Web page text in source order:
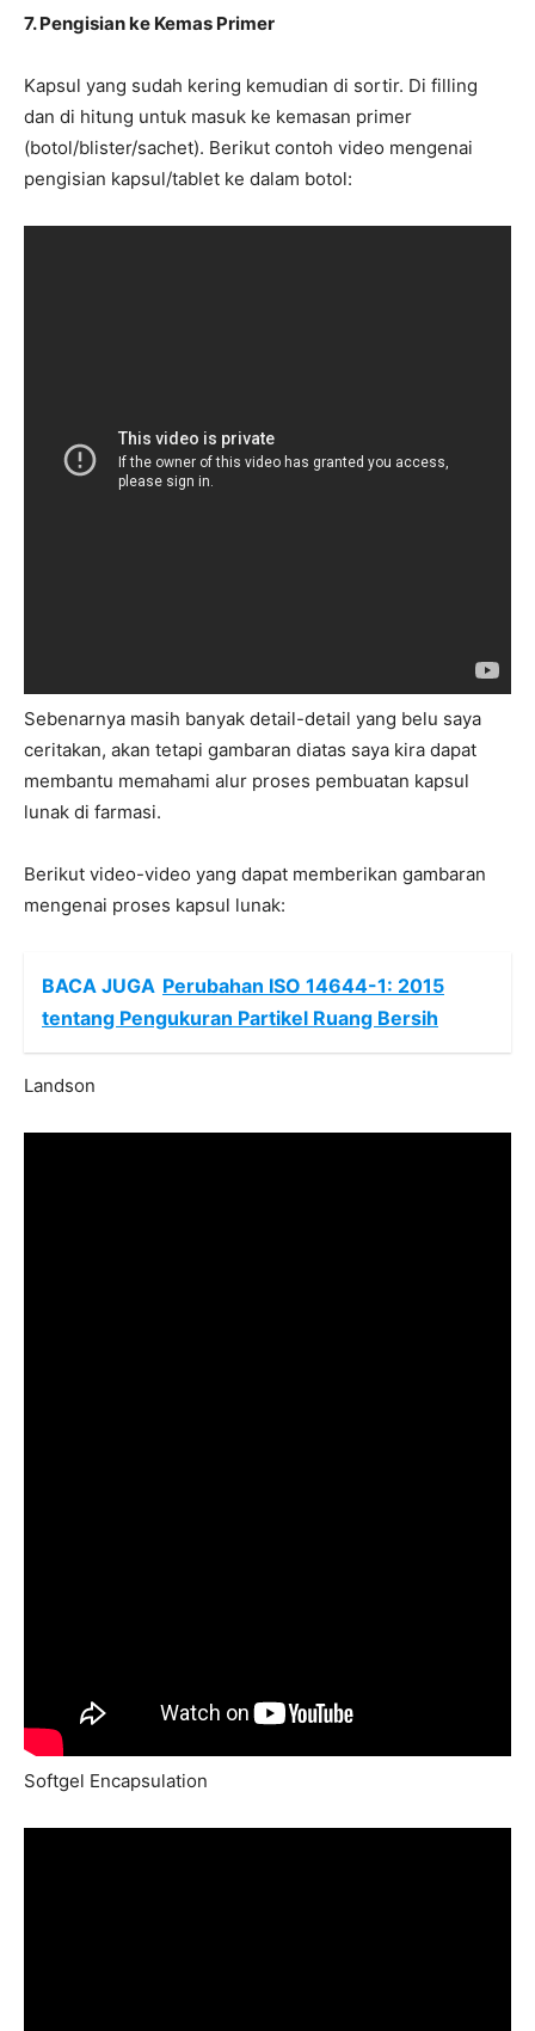
7. Pengisian ke Kemas Primer
Kapsul yang sudah kering kemudian di sortir. Di filling
dan di hitung untuk masuk ke kemasan primer
(botol/blister/sachet). Berikut contoh video mengenai
pengisian kapsul/tablet ke dalam botol:
Sebenarnya masih banyak detail-detail yang belu saya
ceritakan, akan tetapi gambaran diatas saya kira dapat
membantu memahami alur proses pembuatan kapsul
lunak di farmasi.
Berikut video-video yang dapat memberikan gambaran
mengenai proses kapsul lunak:
BACA JUGA Perubahan ISO 14644-1: 2015
tentang Pengukuran Partikel Ruang Bersih
Landson
Softgel Encapsulation